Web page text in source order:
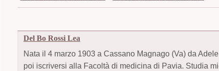
Del Bo Rossi Lea
Nata il 4 marzo 1903 a Cassano Magnago (Va) da
poi iscriversi alla Facoltà di medicina di Pavia. Studia